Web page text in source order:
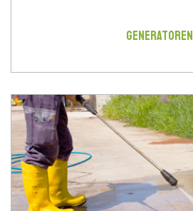
GENERATOREN